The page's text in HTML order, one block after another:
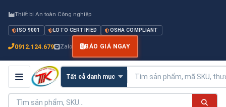
Thiết bị An toàn Công nghiệp
ISO 9001 LOTO CERTIFIED OSHA COMPLIANT
0912.124.679 Zalo BÁO GIÁ NGAY